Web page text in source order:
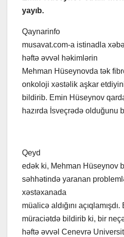
yayıb.
Qaynarinfo
musavat.com-a istinadla
həftə əvvəl həkimlərin
Mehman Hüseynovda tək
onkoloji xəstəlik aşkar
bildirib. Emin Hüseynov
hazırda İsveçrədə olduğunu
Qeyd
edək ki, Mehman Hüseynov
səhhətində yaranan
xəstəxanada
müalicə aldığını
müraciətdə bildirib ki, bir
həftə əvvəl Cenevrə